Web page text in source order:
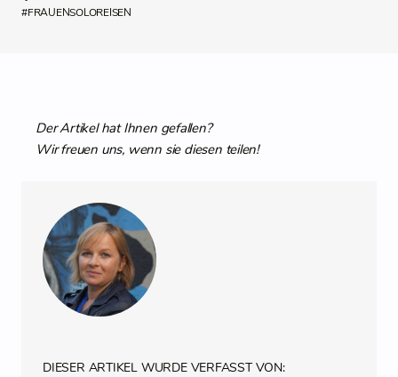
#FRAUENSOLOREISEN
Der Artikel hat Ihnen gefallen?
Wir freuen uns, wenn sie diesen teilen!
DIESER ARTIKEL WURDE VERFASST VON: